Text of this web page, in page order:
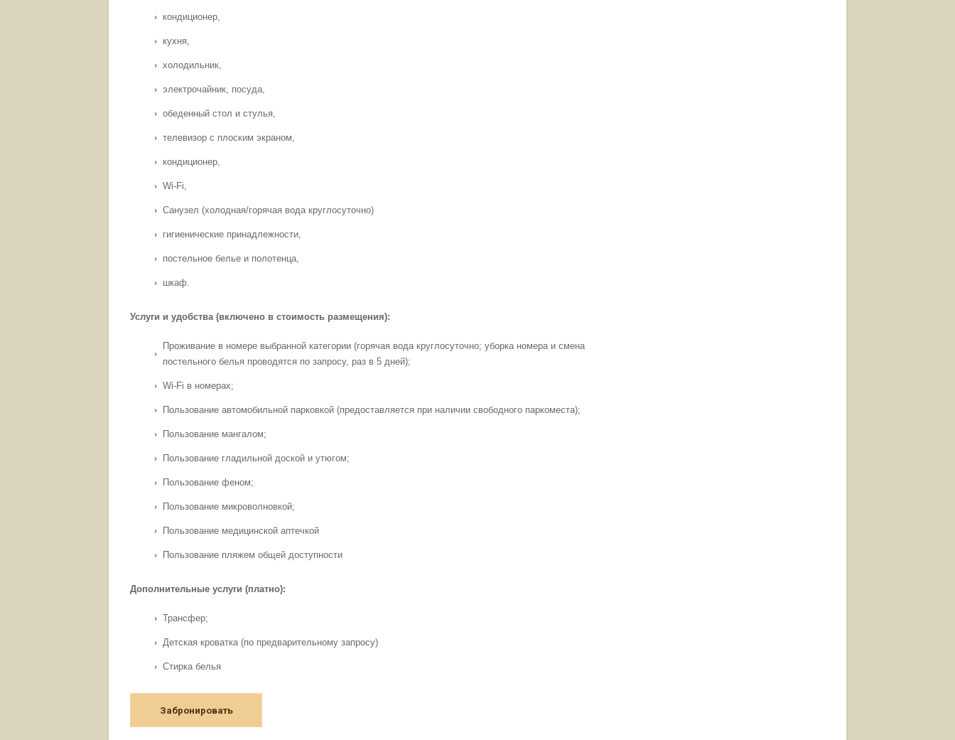
кондиционер,
кухня,
холодильник,
электрочайник, посуда,
обеденный стол и стулья,
телевизор с плоским экраном,
кондиционер,
Wi-Fi,
Санузел (холодная/горячая вода круглосуточно)
гигиенические принадлежности,
постельное белье и полотенца,
шкаф.
Услуги и удобства (включено в стоимость размещения):
Проживание в номере выбранной категории (горячая вода круглосуточно; уборка номера и смена
постельного белья проводятся по запросу, раз в 5 дней);
Wi-Fi в номерах;
Пользование автомобильной парковкой (предоставляется при наличии свободного паркоместа);
Пользование мангалом;
Пользование гладильной доской и утюгом;
Пользование феном;
Пользование микроволновкой;
Пользование медицинской аптечкой
Пользование пляжем общей доступности
Дополнительные услуги (платно):
Трансфер;
Детская кроватка (по предварительному запросу)
Стирка белья
Забронировать